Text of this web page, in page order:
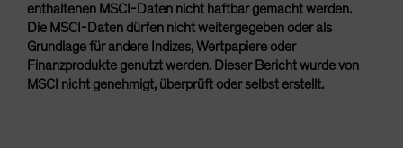
enthaltenen MSCI-Daten nicht haftbar gemacht werden.
Die MSCI-Daten dürfen nicht weitergegeben oder als
Grundlage für andere Indizes, Wertpapiere oder
Finanzprodukte genutzt werden. Dieser Bericht wurde von
MSCI nicht genehmigt, überprüft oder selbst erstellt.